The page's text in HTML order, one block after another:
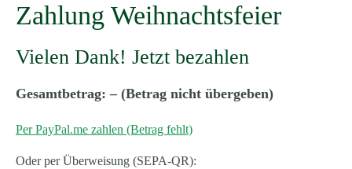
Zahlung Weihnachtsfeier
Vielen Dank! Jetzt bezahlen
Gesamtbetrag: – (Betrag nicht übergeben)
Per PayPal.me zahlen (Betrag fehlt)
Oder per Überweisung (SEPA-QR):